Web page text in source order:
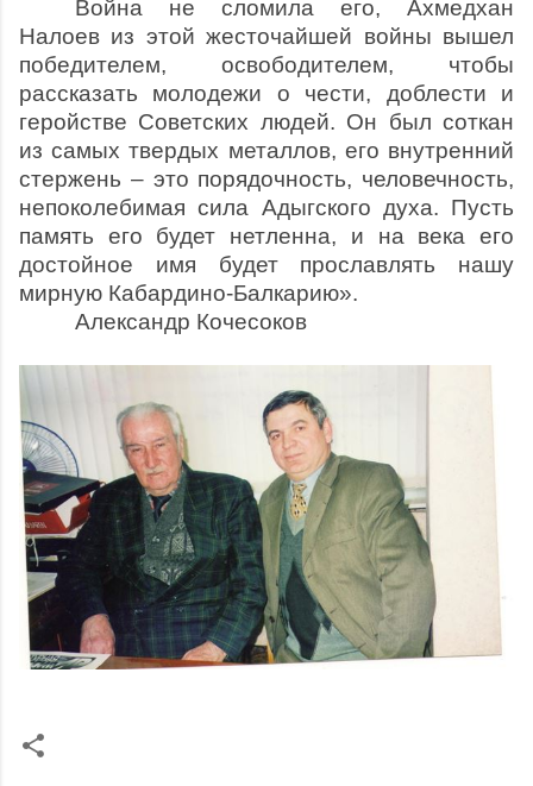
Война не сломила его, Ахмедхан
Налоев из этой жесточайшей войны вышел
победителем, освободителем, чтобы
рассказать молодежи о чести, доблести и
геройстве Советских людей. Он был соткан
из самых твердых металлов, его внутренний
стержень – это порядочность, человечность,
непоколебимая сила Адыгского духа. Пусть
память его будет нетленна, и на века его
достойное имя будет прославлять нашу
мирную Кабардино-Балкарию».
Александр Кочесоков